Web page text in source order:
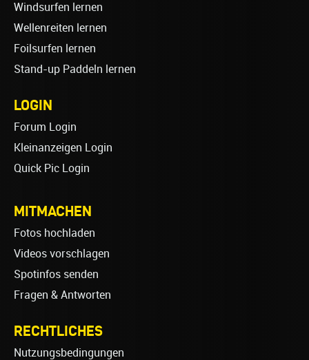
Windsurfen lernen
Wellenreiten lernen
Foilsurfen lernen
Stand-up Paddeln lernen
LOGIN
Forum Login
Kleinanzeigen Login
Quick Pic Login
MITMACHEN
Fotos hochladen
Videos vorschlagen
Spotinfos senden
Fragen & Antworten
RECHTLICHES
Nutzungsbedingungen